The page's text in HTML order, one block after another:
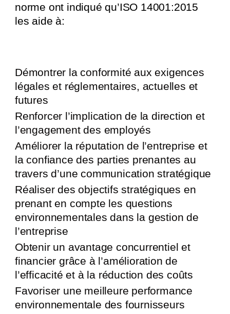
norme ont indiqué qu’ISO 14001:2015
les aide à:
Démontrer la conformité aux exigences
légales et réglementaires, actuelles et
futures
Renforcer l’implication de la direction et
l’engagement des employés
Améliorer la réputation de l’entreprise et
la confiance des parties prenantes au
travers d’une communication stratégique
Réaliser des objectifs stratégiques en
prenant en compte les questions
environnementales dans la gestion de
l’entreprise
Obtenir un avantage concurrentiel et
financier grâce à l’amélioration de
l’efficacité et à la réduction des coûts
Favoriser une meilleure performance
environnementale des fournisseurs